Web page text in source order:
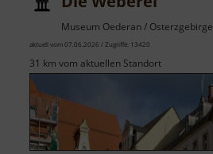
Museum Oederan / Osterzgebirge
aktuell vom 07.06.2026 / Zugriffe: 13420
31 km vom aktuellen Standort